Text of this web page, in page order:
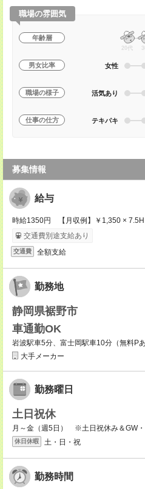
職場の雰囲気
年齢層
20代
男女比率 女性
職場の様子 活気あり
仕事の仕方 テキパキ
募集情報
給与
時給1350円 【月収例】￥1,350 ×
交通費別途支給あり
交通費 全額支給
勤務地
静岡県裾野市
車通勤OK
岩波駅車5分、富士岡駅車10分（無料Pあ
大手メーカー
勤務曜日
土日祝休
月～金（週5日） ※土日祝休み＆GW・
休日休暇 土・日・祝
勤務時間